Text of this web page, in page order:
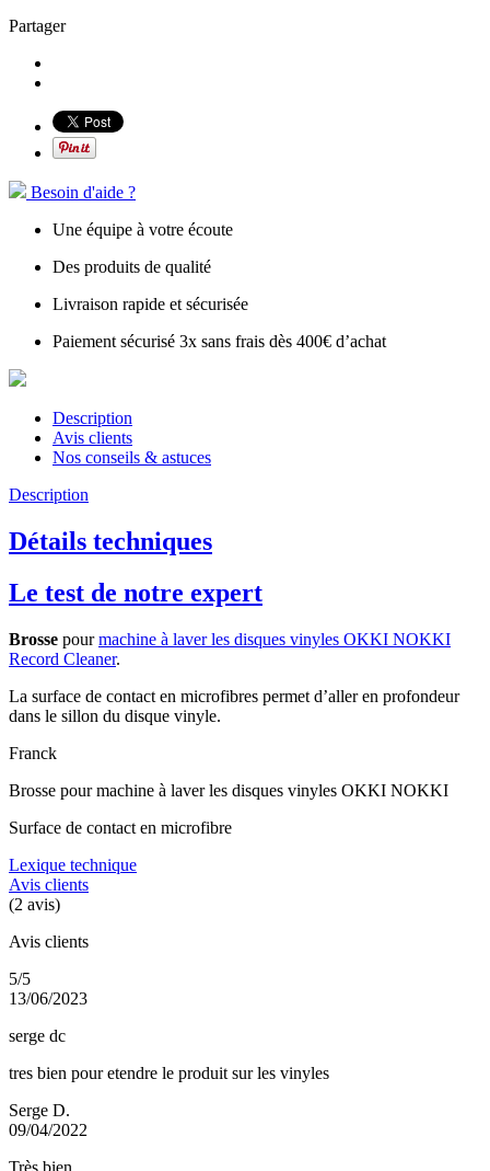
Partager
Besoin d'aide ?
Une équipe à votre écoute
Des produits de qualité
Livraison rapide et sécurisée
Paiement sécurisé 3x sans frais dès 400€ d’achat
Description
Avis clients
Nos conseils & astuces
Description
Détails techniques
Le test de notre expert
Brosse pourmachine à laver les disques vinyles OKKI NOKKI
Record Cleaner.
La surface de contact en microfibres permet d’aller en profondeur
dans le sillon du disque vinyle.
Franck
Brosse pour machine à laver les disques vinyles OKKI NOKKI
Surface de contact en microfibre
Lexique technique
Avis clients
(2 avis)
Avis clients
5/5
13/06/2023
serge dc
tres bien pour etendre le produit sur les vinyles
Serge D.
09/04/2022